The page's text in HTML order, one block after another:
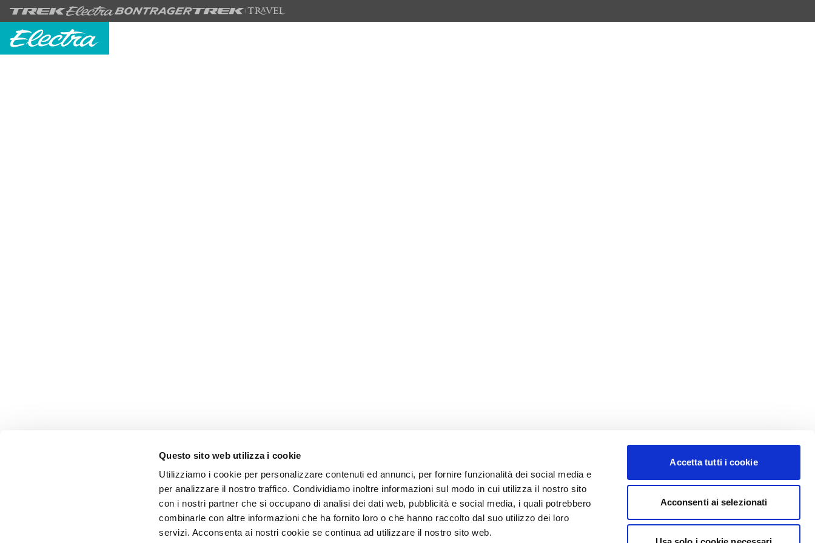
Questo sito web utilizza i cookie
Utilizziamo i cookie per personalizzare contenuti ed annunci, per fornire funzionalità dei social media e
per analizzare il nostro traffico. Condividiamo inoltre informazioni sul modo in cui utilizza il nostro sito
con i nostri partner che si occupano di analisi dei dati web, pubblicità e social media, i quali potrebbero
combinarle con altre informazioni che ha fornito loro o che hanno raccolto dal suo utilizzo dei loro
servizi. Acconsenta ai nostri cookie se continua ad utilizzare il nostro sito web.
Accetta tutti i cookie
Acconsenti ai selezionati